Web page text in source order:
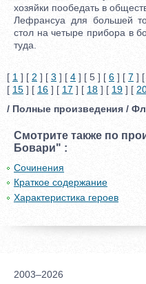
хозяйки пообедать в
Лефрансуа для большей
стол на четыре прибора в
туда.
[ 1 ] [ 2 ] [ 3 ] [ 4 ] [ 5 ] [ 6 ] [ 7 ] [
[ 15 ] [ 16 ] [ 17 ] [ 18 ] [ 19 ] [
/ Полные произведения /
Смотрите также по
Бовари" :
Сочинения
Краткое содержание
Характеристика героев
2003–2026